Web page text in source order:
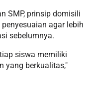
SMP, prinsip domisili
agar lebih
sebelumnya.
siswa memiliki
yang berkualitas,"